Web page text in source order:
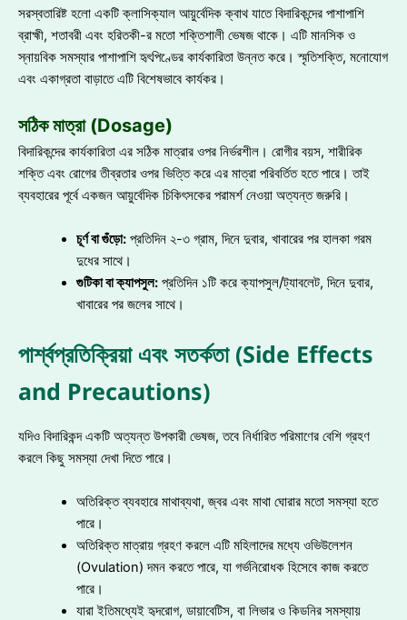
সরস্বতারিষ্ট হলো একটি ক্লাসিক্যাল আয়ুর্বেদিক ক্বাথ যাতে বিদারিকন্দের পাশাপাশি
ব্রাহ্মী, শতাবরী এবং হরিতকী-র মতো শক্তিশালী ভেষজ থাকে। এটি মানসিক ও
স্নায়বিক সমস্যার পাশাপাশি হৃৎপিণ্ডের কার্যকারিতা উন্নত করে। স্মৃতিশক্তি, মনোযোগ
এবং একাগ্রতা বাড়াতে এটি বিশেষভাবে কার্যকর।
সঠিক মাত্রা (Dosage)
বিদারিকন্দের কার্যকারিতা এর সঠিক মাত্রার ওপর নির্ভরশীল। রোগীর বয়স, শারীরিক
শক্তি এবং রোগের তীব্রতার ওপর ভিত্তি করে এর মাত্রা পরিবর্তিত হতে পারে। তাই
ব্যবহারের পূর্বে একজন আয়ুর্বেদিক চিকিৎসকের পরামর্শ নেওয়া অত্যন্ত জরুরি।
চূর্ণ বা গুঁড়ো:প্রতিদিন ২-৩ গ্রাম, দিনে দুবার, খাবারের পর হালকা গরম
দুধের সাথে।
গুটিকা বা ক্যাপসুল:প্রতিদিন ১টি করে ক্যাপসুল/ট্যাবলেট, দিনে দুবার,
খাবারের পর জলের সাথে।
পার্শ্বপ্রতিক্রিয়া এবং সতর্কতা (Side Effects
and Precautions)
যদিও বিদারিকন্দ একটি অত্যন্ত উপকারী ভেষজ, তবে নির্ধারিত পরিমাণের বেশি গ্রহণ
করলে কিছু সমস্যা দেখা দিতে পারে।
অতিরিক্ত ব্যবহারে মাথাব্যথা, জ্বর এবং মাথা ঘোরার মতো সমস্যা হতে
পারে।
অতিরিক্ত মাত্রায় গ্রহণ করলে এটি মহিলাদের মধ্যে ওভিউলেশন
(Ovulation) দমন করতে পারে, যা গর্ভনিরোধক হিসেবে কাজ করতে
পারে।
যারা ইতিমধ্যেই হৃদরোগ, ডায়াবেটিস, বা লিভার ও কিডনির সমস্যায়